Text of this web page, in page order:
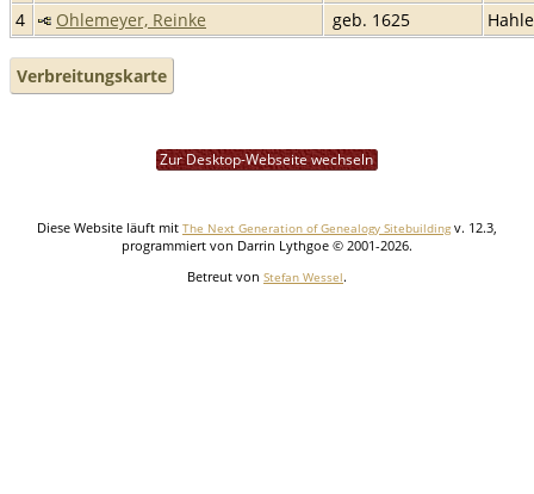
4
Ohlemeyer, Reinke geb. 1625
Verbreitungskarte
Zur Desktop-Webseite wechseln
Diese Website läuft mit The Next Generation of Genealogy Sitebuilding v. 12.3,
programmiert von Darrin Lythgoe © 2001-2026.
Betreut von Stefan Wessel.